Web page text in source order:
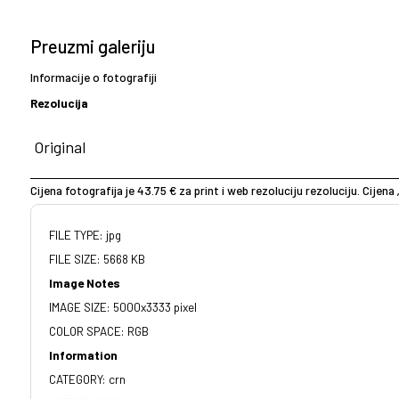
Preuzmi galeriju
Informacije o fotografiji
Rezolucija
Cijena fotografija je 43.75 € za print i web rezoluciju rezoluciju.
FILE TYPE: jpg
FILE SIZE: 5668 KB
Image Notes
IMAGE SIZE: 5000x3333 pixel
COLOR SPACE: RGB
Information
CATEGORY: crn